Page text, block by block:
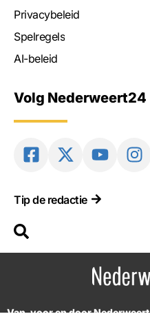
Privacybeleid
Spelregels
AI-beleid
Volg Nederweert24
Tip de redactie
Van, voor en door Nederweert